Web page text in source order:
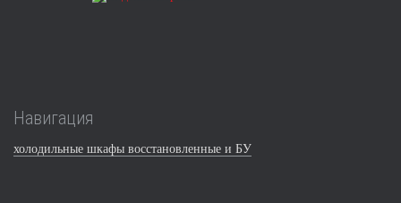
Навигация
холодильные шкафы восстановленные и БУ